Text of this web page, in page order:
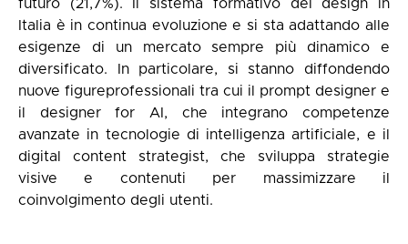
futuro (21,7%). Il sistema formativo del design in
Italia è in continua evoluzione e si sta adattando alle
esigenze di un mercato sempre più dinamico e
diversificato. In particolare, si stanno diffondendo
nuove figureprofessionali tra cui il prompt designer e
il designer for AI, che integrano competenze
avanzate in tecnologie di intelligenza artificiale, e il
digital content strategist, che sviluppa strategie
visive e contenuti per massimizzare il
coinvolgimento degli utenti.